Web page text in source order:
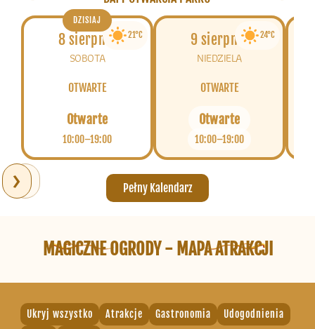
21°C
DZISIAJ
8 sierpnia
SOBOTA
OTWARTE
Otwarte
10:00–19:00
24°C
9 sierpnia
NIEDZIELA
OTWARTE
Otwarte
10:00–19:00
‹
› Pełny Kalendarz
MAGICZNE OGRODY - MAPA ATRAKCJI
Ukryj wszystko Atrakcje Gastronomia
Udogodnienia